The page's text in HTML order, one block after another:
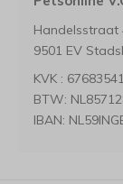
Handelsstraat
9501 EV
KVK : 67683541
BTW:
IBAN: